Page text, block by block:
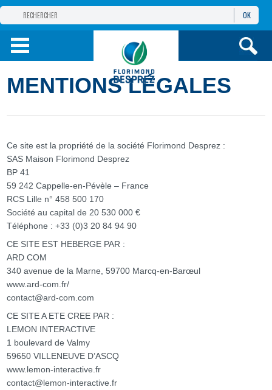
GROUPE
PRODUITS
OK
MENTIONS LÉGALES
Ce site est la propriété de la société Florimond Desprez :
SAS Maison Florimond Desprez
BP 41
59 242 Cappelle-en-Pévèle – France
RCS Lille n° 458 500 170
Société au capital de 20 530 000 €
Téléphone : +33 (0)3 20 84 94 90
CE SITE EST HEBERGE PAR :
ARD COM
340 avenue de la Marne, 59700 Marcq-en-Barœul
www.ard-com.fr/
contact@ard-com.com
CE SITE A ETE CREE PAR :
LEMON INTERACTIVE
1 boulevard de Valmy
59650 VILLENEUVE D’ASCQ
www.lemon-interactive.fr
contact@lemon-interactive.fr